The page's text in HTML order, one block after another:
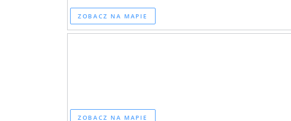
ZOBACZ NA MAPIE
ZOBACZ NA MAPIE